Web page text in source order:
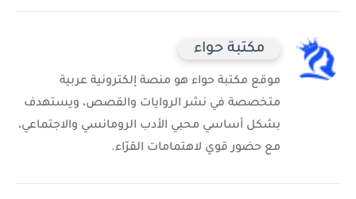
مكتبة حواء
موقع مكتبة حواء هو منصة إلكترونية عربية
متخصصة في نشر الروايات والقصص، ويستهدف
بشكل أساسي محبي الأدب الرومانسي والاجتماعي،
مع حضور قوي لاهتمامات القرّاء.